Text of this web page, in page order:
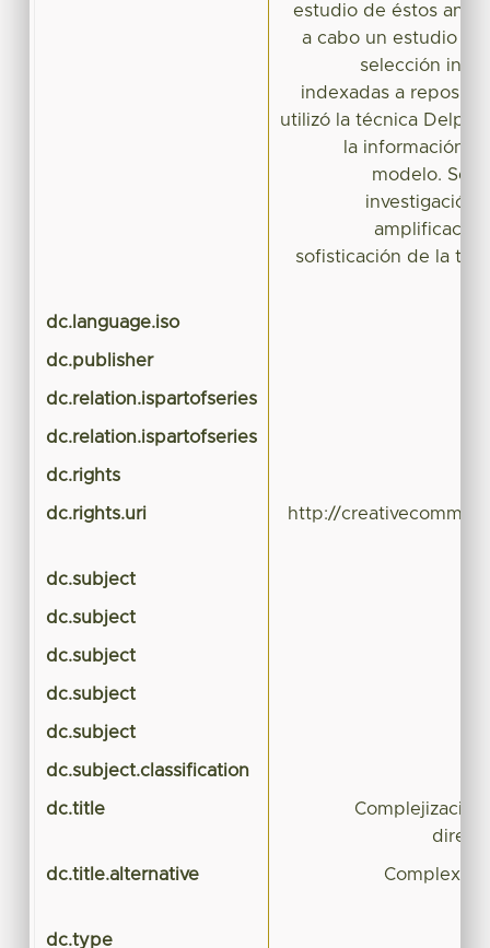
estudio de éstos
a cabo un estudio
selección
indexadas a
utilizó la técnica Delphi
la información y
modelo. Se
investigación
sofisticación de la
dc.language.iso
dc.publisher
dc.relation.ispartofseries
dc.relation.ispartofseries
dc.rights
dc.rights.uri http://
dc.subject
dc.subject
dc.subject
dc.subject
dc.subject
dc.subject.classification
dc.title
dc.title.alternative
dc.type